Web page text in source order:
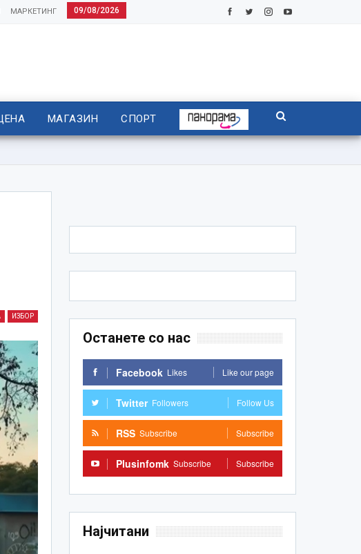
09/08/2026
МАРКЕТИНГ
МАГАЗИН СПОРТ
ИЗБОР
Останете со нас
Facebook Likes Like our page
Twitter Followers Follow Us
RSS Subscribe Subscribe
Plusinfomk Subscribe Subscribe
Најчитани